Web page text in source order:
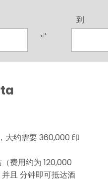
到
大约需要 360,000 印
费用约为 120,000
且 分钟即可抵达酒